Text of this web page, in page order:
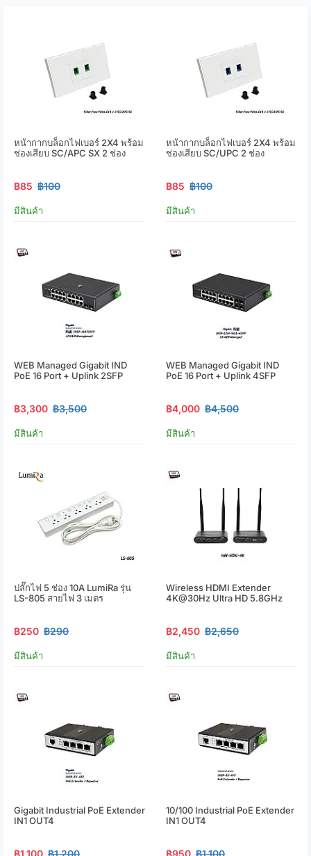
หน้ากากบล็อกไฟเบอร์ 2X4 พร้อม
ช่องเสียบ SC/APC SX 2 ช่อง
฿85 ฿100
มีสินค้า
หน้ากากบล็อกไฟเบอร์ 2X4 พร้อม
ช่องเสียบ SC/UPC 2 ช่อง
฿85 ฿100
มีสินค้า
WEB Managed Gigabit IND
PoE 16 Port + Uplink 2SFP
฿3,300 ฿3,500
มีสินค้า
WEB Managed Gigabit IND
PoE 16 Port + Uplink 4SFP
฿4,000 ฿4,500
มีสินค้า
ปลั๊กไฟ 5 ช่อง 10A LumiRa รุ่น
LS-805 สายไฟ 3 เมตร
฿250 ฿290
มีสินค้า
Wireless HDMI Extender
4K@30Hz Ultra HD 5.8GHz
฿2,450 ฿2,650
มีสินค้า
Gigabit Industrial PoE Extender
IN1 OUT4
฿1,100 ฿1,200
10/100 Industrial PoE Extender
IN1 OUT4
฿950 ฿1,100